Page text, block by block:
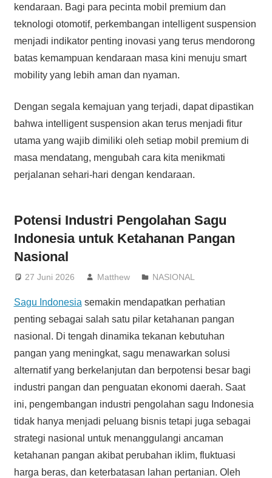
kendaraan. Bagi para pecinta mobil premium dan
teknologi otomotif, perkembangan intelligent suspension
menjadi indikator penting inovasi yang terus mendorong
batas kemampuan kendaraan masa kini menuju smart
mobility yang lebih aman dan nyaman.
Dengan segala kemajuan yang terjadi, dapat dipastikan
bahwa intelligent suspension akan terus menjadi fitur
utama yang wajib dimiliki oleh setiap mobil premium di
masa mendatang, mengubah cara kita menikmati
perjalanan sehari-hari dengan kendaraan.
Potensi Industri Pengolahan Sagu
Indonesia untuk Ketahanan Pangan
Nasional
27 Juni 2026 Matthew NASIONAL
Sagu Indonesia semakin mendapatkan perhatian
penting sebagai salah satu pilar ketahanan pangan
nasional. Di tengah dinamika tekanan kebutuhan
pangan yang meningkat, sagu menawarkan solusi
alternatif yang berkelanjutan dan berpotensi besar bagi
industri pangan dan penguatan ekonomi daerah. Saat
ini, pengembangan industri pengolahan sagu Indonesia
tidak hanya menjadi peluang bisnis tetapi juga sebagai
strategi nasional untuk menanggulangi ancaman
ketahanan pangan akibat perubahan iklim, fluktuasi
harga beras, dan keterbatasan lahan pertanian. Oleh